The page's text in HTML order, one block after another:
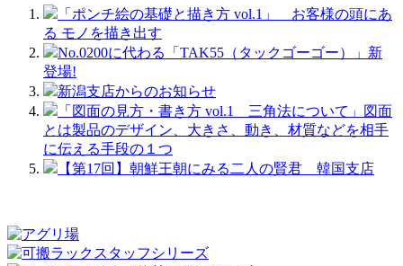
「ポンチ絵の基礎と描き方 vol.1」 お客様の頭にあ
る モノを描き出す
No.0200に代わる「TAK55（タックゴーゴー）」新
登場!
新潟支店からのお知らせ
「図面の見方・書き方 vol.1 三角法について」図面
とは製品のデザイン、大きさ、動き、材質などを相手
に伝える手段の１つ
【第17回】朝鮮王朝にみる二人の賢君 韓国支店